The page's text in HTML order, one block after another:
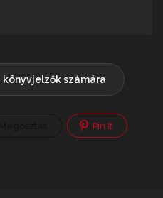
számára
Pin It